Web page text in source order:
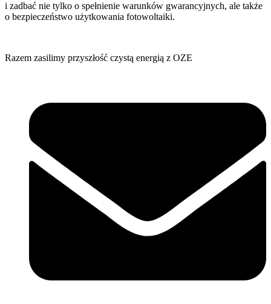
i zadbać nie tylko o spełnienie warunków gwarancyjnych, ale także
o bezpieczeństwo użytkowania fotowoltaiki.
Razem zasilimy przyszłość czystą energią z OZE